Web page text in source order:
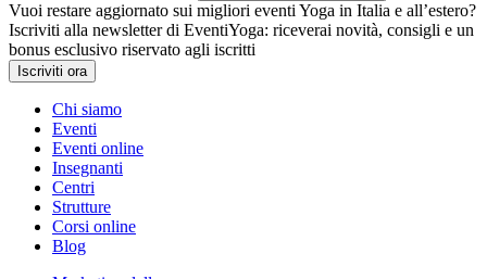
Vuoi restare aggiornato sui migliori eventi Yoga in Italia e all’estero?
Iscriviti alla newsletter di EventiYoga: riceverai novità, consigli e un
bonus esclusivo riservato agli iscritti
Iscriviti ora
Chi siamo
Eventi
Eventi online
Insegnanti
Centri
Strutture
Corsi online
Blog